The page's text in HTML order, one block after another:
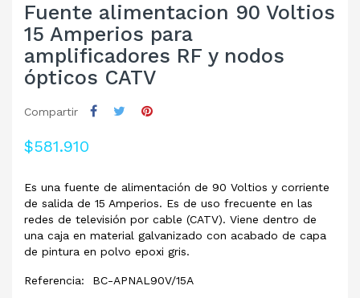
Fuente alimentacion 90 Voltios
15 Amperios para
amplificadores RF y nodos
ópticos CATV
Compartir
$581.910
Es una fuente de alimentación de 90 Voltios y corriente
de salida de 15 Amperios. Es de uso frecuente en las
redes de televisión por cable (CATV). Viene dentro de
una caja en material galvanizado con acabado de capa
de pintura en polvo epoxi gris.
Referencia: BC-APNAL90V/15A